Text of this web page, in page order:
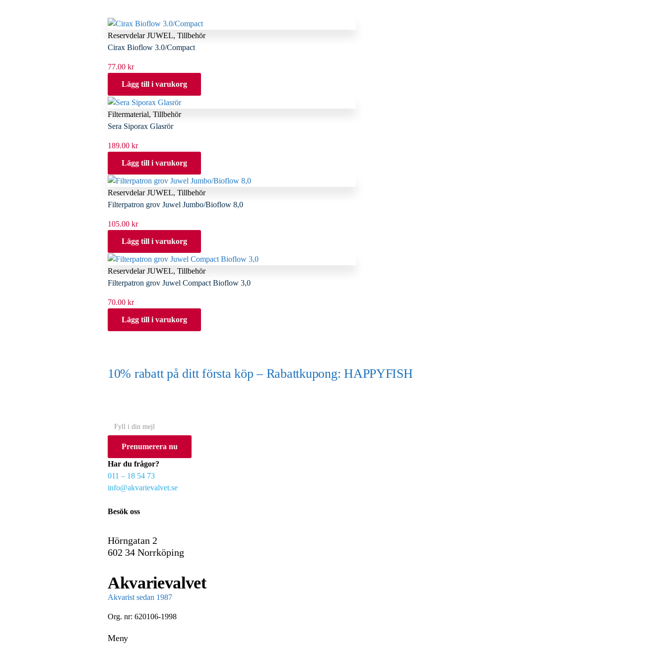
Reservdelar JUWEL, Tillbehör
Cirax Bioflow 3.0/Compact
77.00 kr
Lägg till i varukorg
Filtermaterial, Tillbehör
Sera Siporax Glasrör
189.00 kr
Lägg till i varukorg
Reservdelar JUWEL, Tillbehör
Filterpatron grov Juwel Jumbo/Bioflow 8,0
105.00 kr
Lägg till i varukorg
Reservdelar JUWEL, Tillbehör
Filterpatron grov Juwel Compact Bioflow 3,0
70.00 kr
Lägg till i varukorg
10% rabatt på ditt första köp – Rabattkupong: HAPPYFISH
o
r
Prenumerera nu
Har du frågor?
011 – 18 54 73
info@akvarievalvet.se
Besök oss
Hörngatan 2
602 34 Norrköping
Akvarievalvet
Akvarist sedan 1987
Org. nr: 620106-1998
Meny